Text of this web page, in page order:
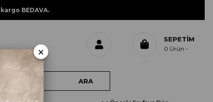
BEDAVA.
SEPETIM
0 Ürün
×